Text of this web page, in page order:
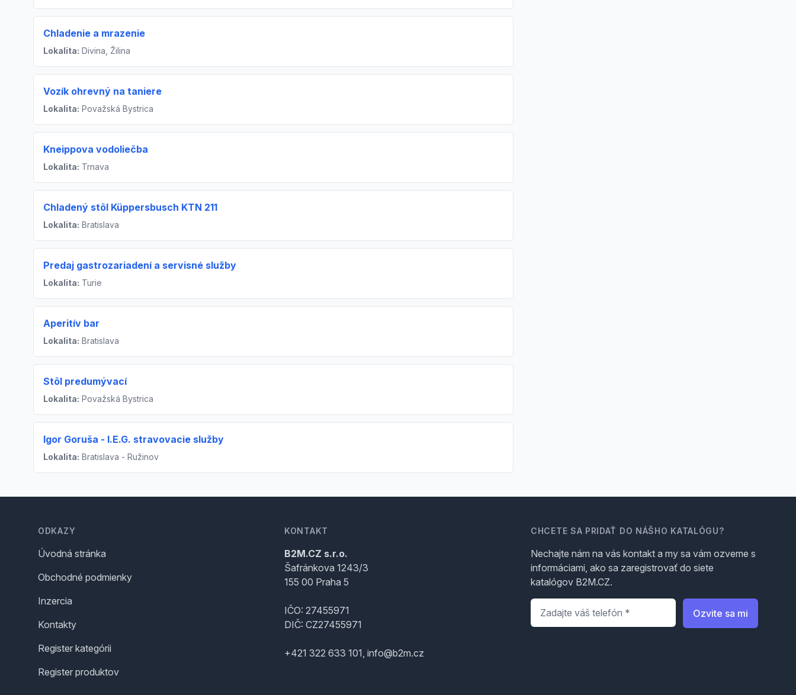
Chladenie a mrazenie
Lokalita: Divina, Žilina
Vozík ohrevný na taniere
Lokalita: Považská Bystrica
Kneippova vodoliečba
Lokalita: Trnava
Chladený stôl Küppersbusch KTN 211
Lokalita: Bratislava
Predaj gastrozariadení a servisné služby
Lokalita: Turie
Aperitív bar
Lokalita: Bratislava
Stôl predumývací
Lokalita: Považská Bystrica
Igor Goruša - I.E.G. stravovacie služby
Lokalita: Bratislava - Ružinov
ODKAZY
Úvodná stránka
Obchodné podmienky
Inzercia
Kontakty
Register kategórii
Register produktov
KONTAKT
B2M.CZ s.r.o.
Šafránkova 1243/3
155 00 Praha 5
IČO: 27455971
DIČ: CZ27455971
+421 322 633 101, info@b2m.cz
CHCETE SA PRIDAŤ DO NÁŠHO KATALÓGU?
Nechajte nám na vás kontakt a my sa vám ozveme s
informáciami, ako sa zaregistrovať do siete
katalógov B2M.CZ.
Telefón
Ozvite sa mi